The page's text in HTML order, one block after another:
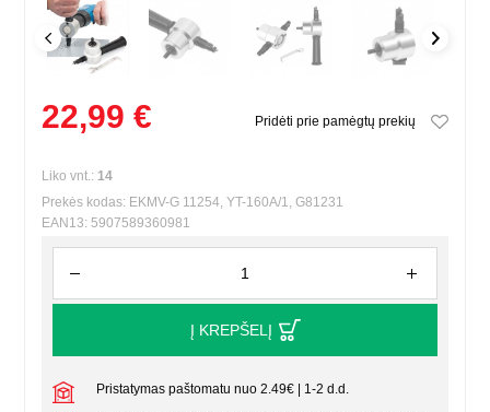
22,99 € Pridėti prie pamėgtų prekių
Liko vnt.: 14
Prekės kodas: EKMV-G 11254, YT-160A/1, G81231
EAN13: 5907589360981
Į KREPŠELĮ
Pristatymas paštomatu nuo 2.49€ | 1-2 d.d.